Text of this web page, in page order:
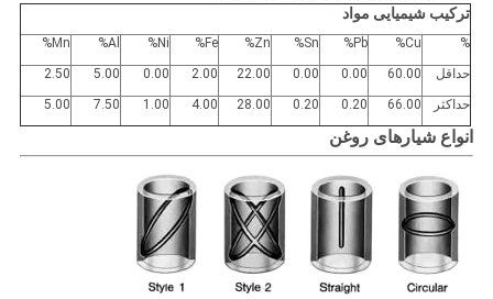
ترکیب شیمیایی مواد
%
Cu%
Pb%
Sn%
Zn%
Fe%
Ni%
Al%
Mn%
حداقل
60.00
0.00
0.00
22.00
2.00
0.00
5.00
2.50
حداکثر
66.00
0.20
0.20
28.00
4.00
1.00
7.50
5.00
انواع شیارهای روغن